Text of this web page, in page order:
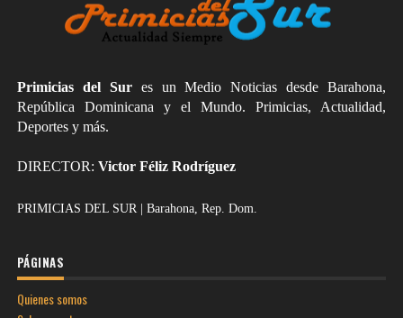
Primicias del Sures un Medio Noticias desde Barahona,
República Dominicana y el Mundo. Primicias, Actualidad,
Deportes y más.
DIRECTOR: Victor Féliz Rodríguez
PRIMICIAS DEL SUR | Barahona, Rep. Dom.
PÁGINAS
Quienes somos